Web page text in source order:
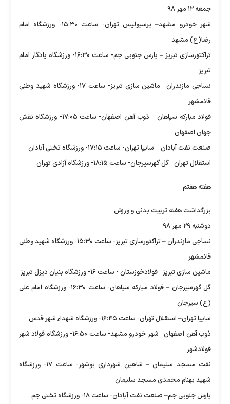
جمعه ۱۲ مهر ۹۸
شهر خودرو مشهد– پرسپولیس تهران- ساعت ۱۵:۳۰- ورزشگاه امام
رضا(ع) مشهد
تراکتورسازی تبریز – پارس جنوبی جم- ساعت ۱۶:۳۰- ورزشگاه یادگار امام
تبریز
نساجی مازندران– ماشین سازی تبریز- ساعت ۱۷- ورزشگاه شهید وطنی
قائمشهر
فولاد مبارکه سپاهان – ذوب آهن اصفهان- ساعت ۱۷:۰۵- ورزشگاه نقش
جهان اصفهان
صنعت نفت آبادان – سایپا تهران- ساعت ۱۷:۱۵- ورزشگاه تختی آبادان
استقلال تهران– گل گهرسیرجان- ساعت ۱۸:۱۵- ورزشگاه آزادی تهران
هفته هفتم
بزرگداشت هفته تربیت بدنی و ورزش
دوشنبه ۲۹ مهر ۹۸
نساجی مازندران – تراکتورسازی تبریز- ساعت ۱۵:۳۰- ورزشگاه شهید وطنی
قائمشهر
ماشین سازی تبریز– فولادخوزستان - ساعت ۱۶- ورزشگاه بنیان دیزل تبریز
گل گهرسیرجان – فولاد مبارکه سپاهان- ساعت ۱۶:۳۰- ورزشگاه امام علی
(ع) سیرجان
سایپا تهران– استقلال تهران- ساعت ۱۶:۴۵- ورزشگاه شهداء شهر قدس
ذوب آهن اصفهان– شهر خودرو مشهد- ساعت ۱۶:۵۰- ورزشگاه فولاد شهر
فولادشهر
نفت مسجد سلیمان – شاهین شهرداری بوشهر- ساعت ۱۷- ورزشگاه
شهید بهنام محمدی مسجد سلیمان
پارس جنوبی جم– صنعت نفت آبادان- ساعت ۱۸- ورزشگاه تختی جم